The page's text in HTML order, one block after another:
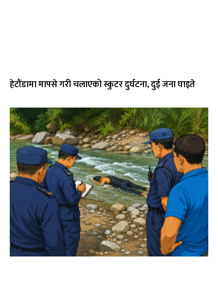
हेटौंडामा मापसे गरी चलाएको स्कुटर दुर्घटना, दुई जना घाइते